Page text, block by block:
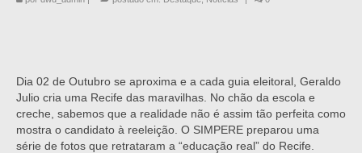
Dia 02 de Outubro se aproxima e a cada guia eleitoral, Geraldo
Julio cria uma Recife das maravilhas. No chão da escola e
creche, sabemos que a realidade não é assim tão perfeita como
mostra o candidato à reeleição. O SIMPERE preparou uma
série de fotos que retrataram a “educação real” do Recife.